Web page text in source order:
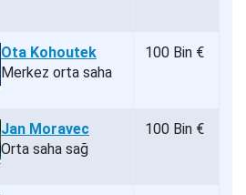
Ota Kohoutek
Merkez orta saha
100 Bin €
Jan Moravec
Orta saha sağ
100 Bin €